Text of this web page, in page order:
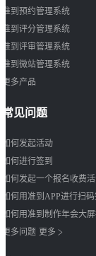
准到预约管理系统
准到评分管理系统
准到评审管理系统
准到微站管理系统
更多产品
常见问题
如何发起活动
如何进行签到
如何发起一个报名收费
如何用准到APP进行扫码
如何用准到制作年会大
更多问题 更多 >